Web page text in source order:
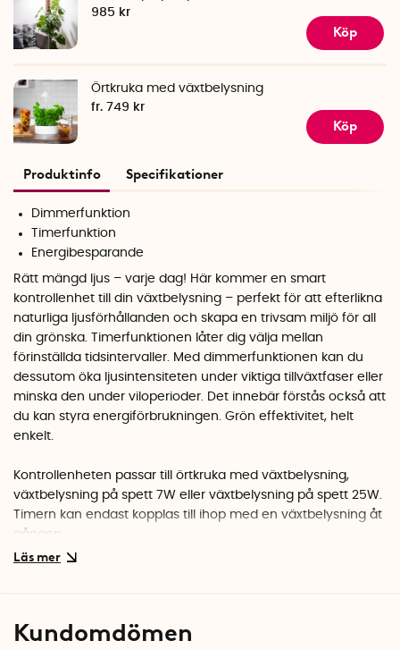
985 kr
Köp
Örtkruka med växtbelysning
fr. 749 kr
Köp
Produktinfo Specifikationer
Dimmerfunktion
Timerfunktion
Energibesparande
Rätt mängd ljus – varje dag! Här kommer en smart
kontrollenhet till din växtbelysning – perfekt för att efterlikna
naturliga ljusförhållanden och skapa en trivsam miljö för all
din grönska. Timerfunktionen låter dig välja mellan
förinställda tidsintervaller. Med dimmerfunktionen kan du
dessutom öka ljusintensiteten under viktiga tillväxtfaser eller
minska den under viloperioder. Det innebär förstås också att
du kan styra energiförbrukningen. Grön effektivitet, helt
enkelt.
Kontrollenheten passar till örtkruka med växtbelysning,
växtbelysning på spett 7W eller växtbelysning på spett 25W.
Timern kan endast kopplas till ihop med en växtbelysning åt
gången.
att återställa timern ungefär en gång i månaden.
Kundomdömen